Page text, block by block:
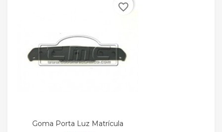
Goma Porta Luz Matrícula
favorite_border